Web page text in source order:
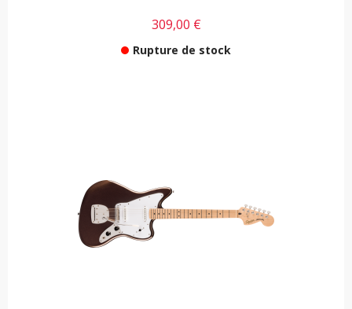
309,00 €
Rupture de stock